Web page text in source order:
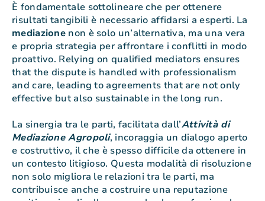
È fondamentale sottolineare che per ottenere
risultati tangibili è necessario affidarsi a esperti. La
mediazione non è solo un’alternativa, ma una vera
e propria strategia per affrontare i conflitti in modo
proattivo. Relying on qualified mediators ensures
that the dispute is handled with professionalism
and care, leading to agreements that are not only
effective but also sustainable in the long run.
La sinergia tra le parti, facilitata dall’Attività di
Mediazione Agropoli, incoraggia un dialogo aperto
e costruttivo, il che è spesso difficile da ottenere in
un contesto litigioso. Questa modalità di risoluzione
non solo migliora le relazioni tra le parti, ma
contribuisce anche a costruire una reputazione